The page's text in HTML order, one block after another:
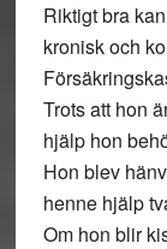
Riktigt bra
kronisk och
Trots att hon
hjälp hon
Hon blev
henne hjälp
Om hon blir